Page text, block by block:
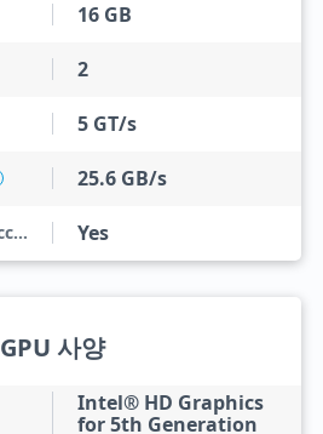
16 GB
2
5 GT/s
25.6 GB/s
Intel Flex Memory Access Yes
GPU 사양
Intel® HD Graphics
for 5th Generation